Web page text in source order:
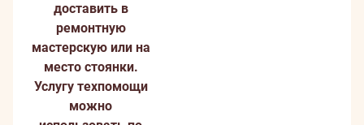
доставить в
ремонтную
мастерскую или на
место стоянки.
Услугу техпомощи
можно